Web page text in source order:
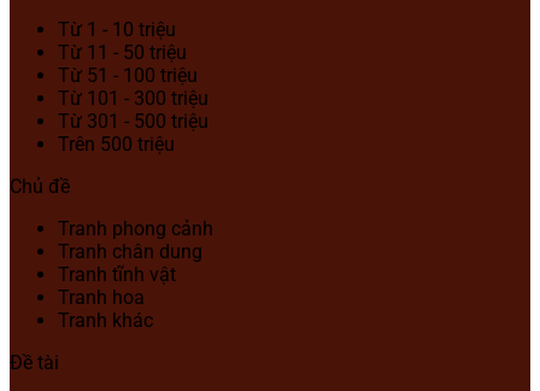
Từ 1 - 10 triệu
Từ 11 - 50 triệu
Từ 51 - 100 triệu
Từ 101 - 300 triệu
Từ 301 - 500 triệu
Trên 500 triệu
Chủ đề
Tranh phong cảnh
Tranh chân dung
Tranh tĩnh vật
Tranh hoa
Tranh khác
Đề tài